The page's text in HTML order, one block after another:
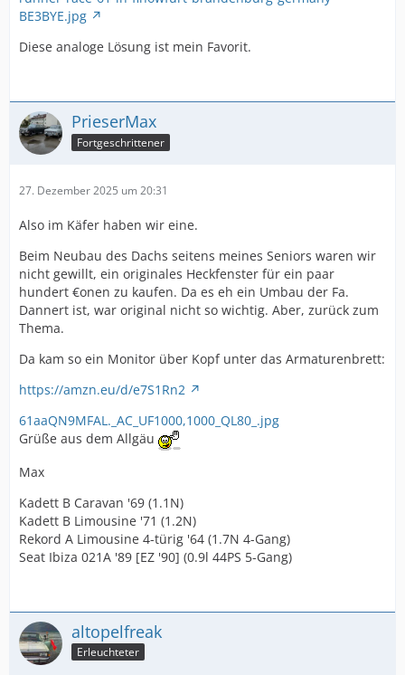
BE3BYE.jpg
Diese analoge Lösung ist mein Favorit.
PrieserMax
Fortgeschrittener
27. Dezember 2025 um 20:31
Also im Käfer haben wir eine.
Beim Neubau des Dachs seitens meines Seniors waren wir
nicht gewillt, ein originales Heckfenster für ein paar
hundert €onen zu kaufen. Da es eh ein Umbau der Fa.
Dannert ist, war original nicht so wichtig. Aber, zurück zum
Thema.
Da kam so ein Monitor über Kopf unter das Armaturenbrett:
https://amzn.eu/d/e7S1Rn2
61aaQN9MFAL._AC_UF1000,1000_QL80_.jpg
Grüße aus dem Allgäu
Max
Kadett B Caravan '69 (1.1N)
Kadett B Limousine '71 (1.2N)
Rekord A Limousine 4-türig '64 (1.7N 4-Gang)
Seat Ibiza 021A '89 [EZ '90] (0.9l 44PS 5-Gang)
altopelfreak
Erleuchteter